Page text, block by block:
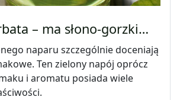
– ma słono-gorzki…
naparu szczególnie doceniają
Ten zielony napój oprócz
i aromatu posiada wiele